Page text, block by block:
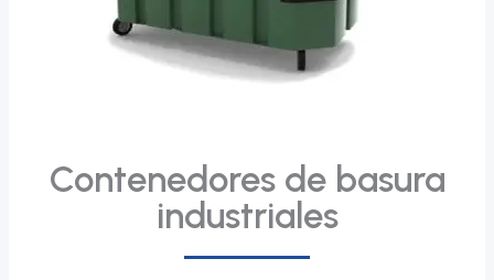
Contenedores de basura
industriales